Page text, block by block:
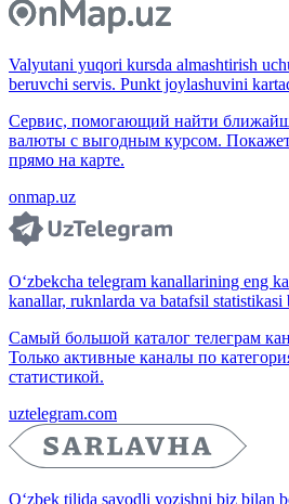
Valyutani yuqori kursda almashtirish
beruvchi servis. Punkt joylashuvini
Сервис, помогающий найти
валюты с выгодным курсом.
прямо на карте.
onmap.uz
O‘zbekcha telegram kanallarining eng
kanallar, ruknlarda va batafsil statistikasi
Самый большой каталог телеграм
Только активные каналы по
статистикой.
uztelegram.com
O‘zbek tilida savodli yozishni biz bilan